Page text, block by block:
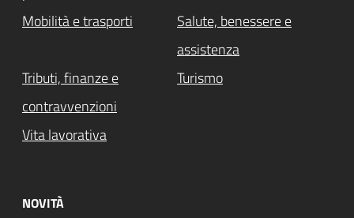
Mobilità e trasporti
Salute, benessere e
assistenza
Tributi, finanze e
contravvenzioni
Turismo
Vita lavorativa
NOVITÀ